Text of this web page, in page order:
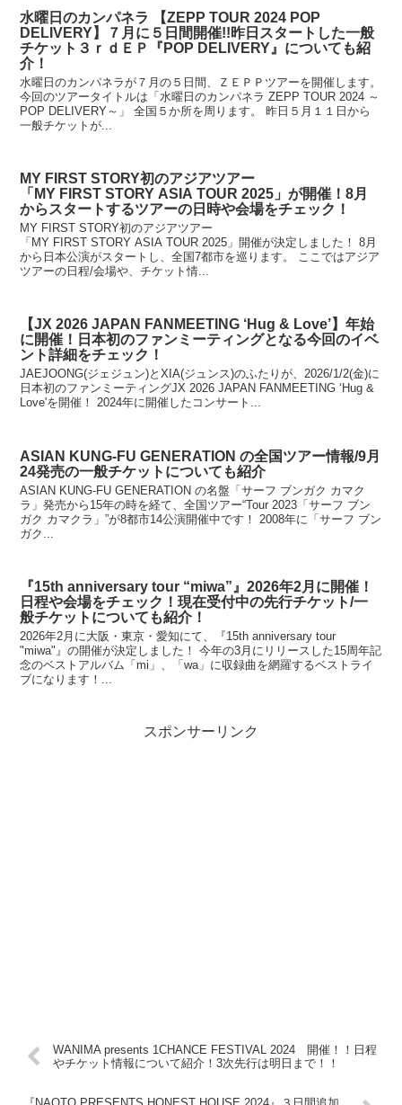
水曜日のカンパネラ 【ZEPP TOUR 2024 POP
DELIVERY】７月に５日間開催!!昨日スタートした一般
チケット３ｒｄＥＰ『POP DELIVERY』についても紹
介！
水曜日のカンパネラが７月の５日間、ＺＥＰＰツアーを開催します。
今回のツアータイトルは「水曜日のカンパネラ ZEPP TOUR 2024 ～
POP DELIVERY～」 全国５か所を周ります。 昨日５月１１日から
一般チケットが...
MY FIRST STORY初のアジアツアー
「MY FIRST STORY ASIA TOUR 2025」が開催！8月
からスタートするツアーの日時や会場をチェック！
MY FIRST STORY初のアジアツアー
「MY FIRST STORY ASIA TOUR 2025」開催が決定しました！ 8月
から日本公演がスタートし、全国7都市を巡ります。 ここではアジア
ツアーの日程/会場や、チケット情...
【JX 2026 JAPAN FANMEETING ‘Hug & Love’】年始
に開催！日本初のファンミーティングとなる今回のイベ
ント詳細をチェック！
JAEJOONG(ジェジュン)とXIA(ジュンス)のふたりが、2026/1/2(金)に
日本初のファンミーティングJX 2026 JAPAN FANMEETING ‘Hug &
Love'を開催！ 2024年に開催したコンサート...
ASIAN KUNG-FU GENERATION の全国ツアー情報/9月
24発売の一般チケットについても紹介
ASIAN KUNG-FU GENERATION の名盤「サーフ ブンガク カマク
ラ」発売から15年の時を経て、全国ツアー“Tour 2023「サーフ ブン
ガク カマクラ」”が8都市14公演開催中です！ 2008年に「サーフ ブン
ガク...
『15th anniversary tour “miwa”』2026年2月に開催！
日程や会場をチェック！現在受付中の先行チケット/一
般チケットについても紹介！
2026年2月に大阪・東京・愛知にて、『15th anniversary tour
"miwa"』の開催が決定しました！ 今年の3月にリリースした15周年記
念のベストアルバム「mi」、「wa」に収録曲を網羅するベストライ
ブになります！...
スポンサーリンク
WANIMA presents 1CHANCE FESTIVAL 2024 開催！！日程
やチケット情報について紹介！3次先行は明日まで！！